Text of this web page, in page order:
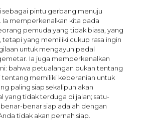
sebagai pintu gerbang menuju
Ia memperkenalkan kita pada
pemuda yang tidak biasa, yang
yang memiliki cukup rasa ingin
untuk mengayuh pedal
Ia juga memperkenalkan
bahwa petualangan bukan tentang
tentang memiliki keberanian untuk
paling siap sekalipun akan
yang tidak terduga di jalan; satu-
benar siap adalah dengan
tidak akan pernah siap.